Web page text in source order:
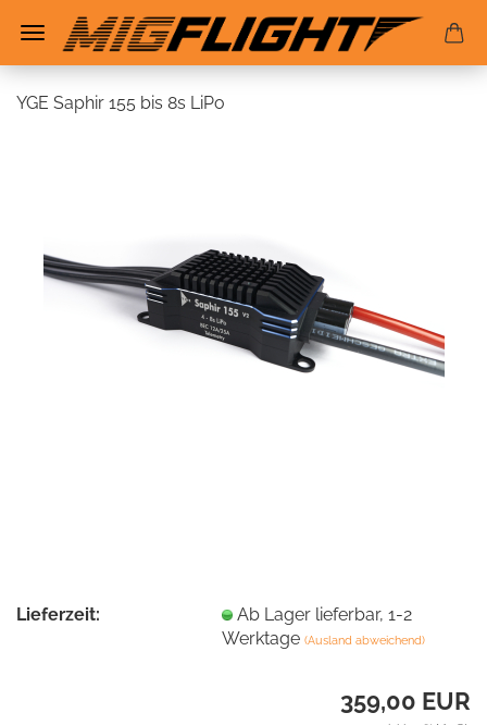
YGE Saphir 155 bis 8s LiPo
Lieferzeit:
Ab Lager lieferbar, 1-2
Werktage(Ausland abweichend)
359,00 EUR